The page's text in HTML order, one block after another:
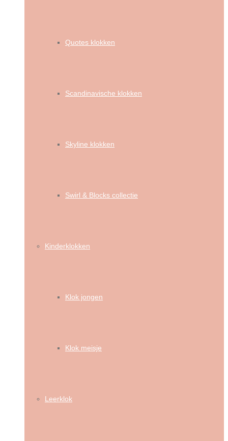
Quotes klokken
Scandinavische klokken
Skyline klokken
Swirl & Blocks collectie
Kinderklokken
Klok jongen
Klok meisje
Leerklok